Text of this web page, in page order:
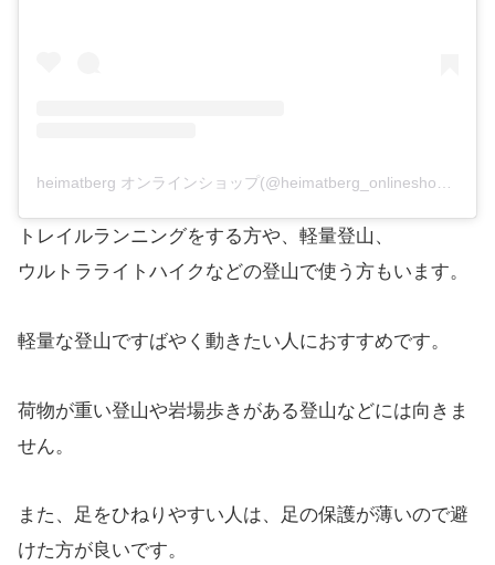
heimatberg オンラインショップ(@heimatberg_onlineshop)がシェアした投稿
トレイルランニングをする方や、軽量登山、
ウルトラライトハイクなどの登山で使う方もいます。
軽量な登山ですばやく動きたい人におすすめです。
荷物が重い登山や岩場歩きがある登山などには向きま
せん。
また、足をひねりやすい人は、足の保護が薄いので避
けた方が良いです。